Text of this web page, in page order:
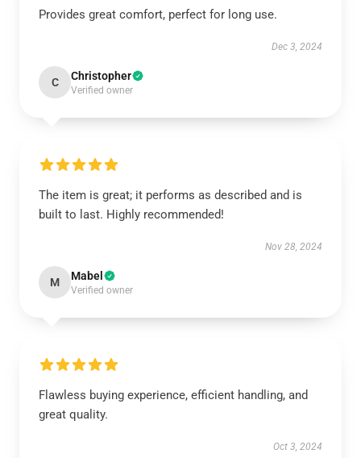
Provides great comfort, perfect for long use.
Dec 3, 2024
C Christopher
Verified owner
The item is great; it performs as described and is
built to last. Highly recommended!
Nov 28, 2024
M Mabel
Verified owner
Flawless buying experience, efficient handling, and
great quality.
Oct 3, 2024